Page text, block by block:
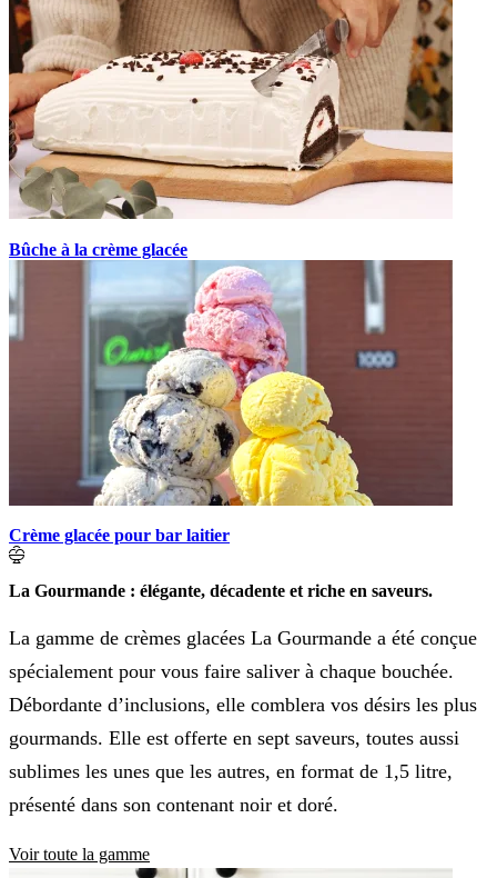
Bûche à la crème glacée
Crème glacée pour bar laitier
La Gourmande : élégante, décadente et riche en saveurs.
La gamme de crèmes glacées La Gourmande a été conçue
spécialement pour vous faire saliver à chaque bouchée.
Débordante d’inclusions, elle comblera vos désirs les plus
gourmands. Elle est offerte en sept saveurs, toutes aussi
sublimes les unes que les autres, en format de 1,5 litre,
présenté dans son contenant noir et doré.
Voir toute la gamme